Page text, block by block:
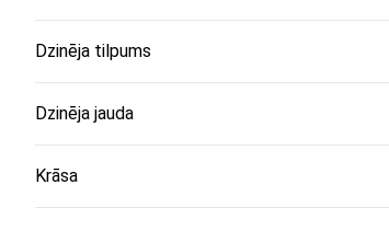
Dzinēja tilpums
Dzinēja jauda
Krāsa